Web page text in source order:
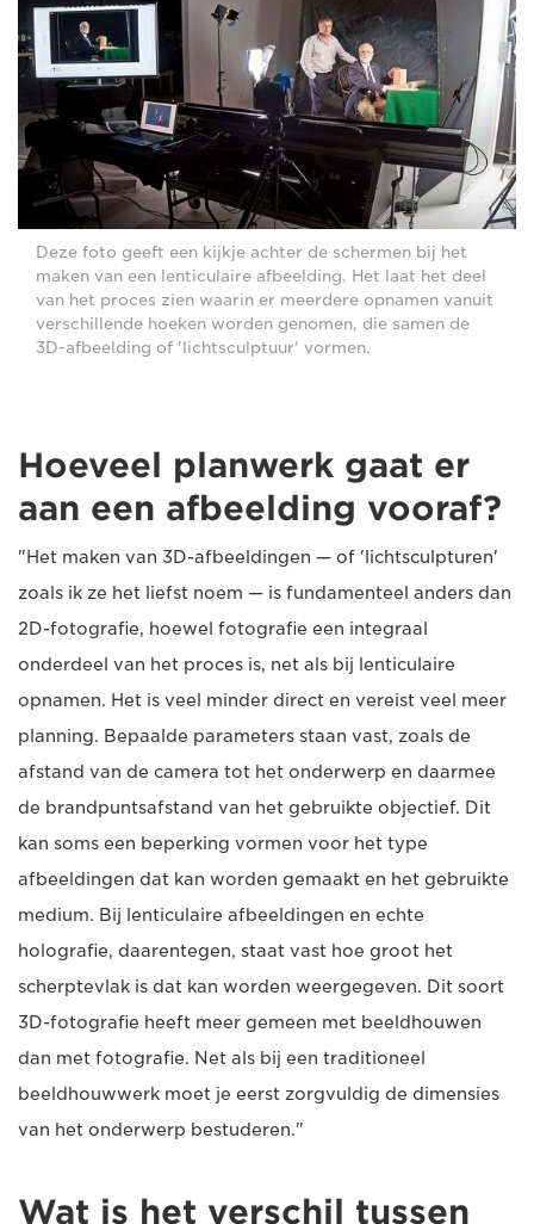
Deze foto geeft een kijkje achter de schermen bij het
maken van een lenticulaire afbeelding. Het laat het deel
van het proces zien waarin er meerdere opnamen vanuit
verschillende hoeken worden genomen, die samen de
3D-afbeelding of 'lichtsculptuur' vormen.
Hoeveel planwerk gaat er
aan een afbeelding vooraf?
"Het maken van 3D-afbeeldingen — of 'lichtsculpturen'
zoals ik ze het liefst noem — is fundamenteel anders dan
2D-fotografie, hoewel fotografie een integraal
onderdeel van het proces is, net als bij lenticulaire
opnamen. Het is veel minder direct en vereist veel meer
planning. Bepaalde parameters staan vast, zoals de
afstand van de camera tot het onderwerp en daarmee
de brandpuntsafstand van het gebruikte objectief. Dit
kan soms een beperking vormen voor het type
afbeeldingen dat kan worden gemaakt en het gebruikte
medium. Bij lenticulaire afbeeldingen en echte
holografie, daarentegen, staat vast hoe groot het
scherptevlak is dat kan worden weergegeven. Dit soort
3D-fotografie heeft meer gemeen met beeldhouwen
dan met fotografie. Net als bij een traditioneel
beeldhouwwerk moet je eerst zorgvuldig de dimensies
van het onderwerp bestuderen."
Wat is het verschil tussen